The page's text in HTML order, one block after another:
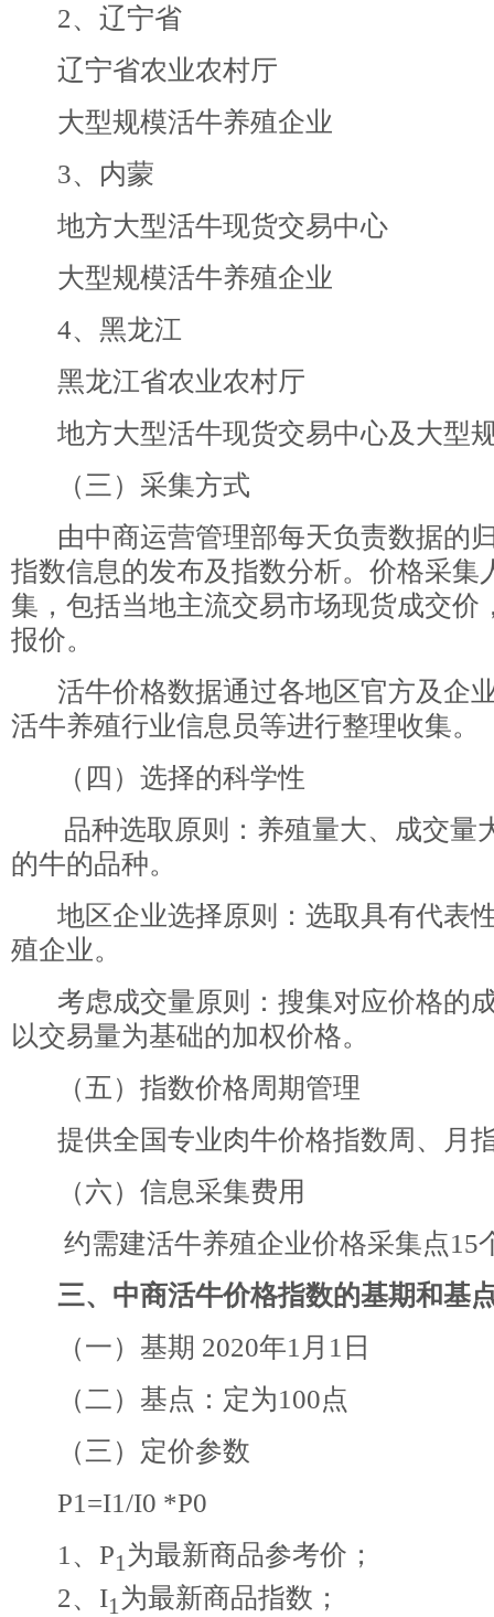
2、辽宁省
辽宁省农业农村厅
大型规模活牛养殖企业
3、内蒙
地方大型活牛现货交易中心
大型规模活牛养殖企业
4、黑龙江
黑龙江省农业农村厅
地方大型活牛现货交易中心及大型
（三）采集方式
由中商运营管理部每天负责数据的
指数信息的发布及指数分析。价格采集
集，包括当地主流交易市场现货成交价
报价。
活牛价格数据通过各地区官方及企
活牛养殖行业信息员等进行整理收集。
（四）选择的科学性
品种选取原则：养殖量大、成交量
的牛的品种。
地区企业选择原则：选取具有代表
殖企业。
考虑成交量原则：搜集对应价格的
以交易量为基础的加权价格。
（五）指数价格周期管理
提供全国专业肉牛价格指数周、月
（六）信息采集费用
约需建活牛养殖企业价格采集点15
三、中商活牛价格指数的基期和基
（一）基期 2020年1月1日
（二）基点：定为100点
（三）定价参数
P1=I1/I0 *P0
1、P1 为最新商品参考价；
2、I1 为最新商品指数；